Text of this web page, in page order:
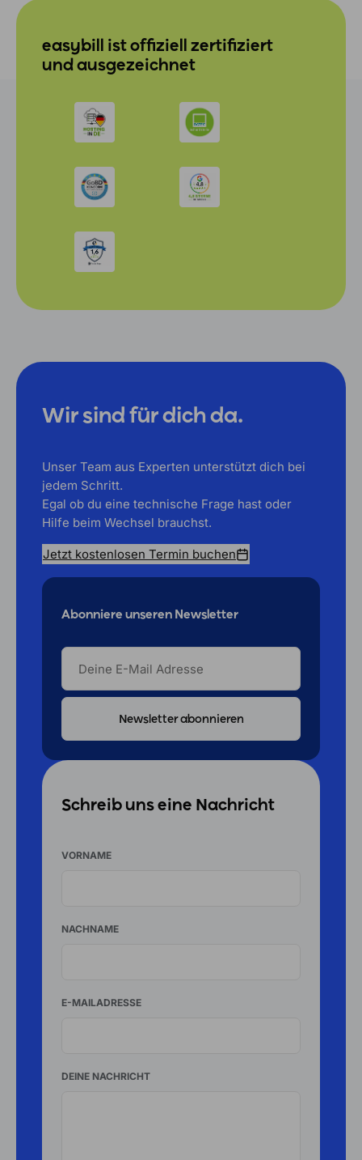
easybill ist offiziell zertifiziert
und ausgezeichnet
Wir sind für dich da.
Unser Team aus Experten unterstützt dich bei
jedem Schritt.
Egal ob du eine technische Frage hast oder
Hilfe beim Wechsel brauchst.
Jetzt kostenlosen Termin buchen
Abonniere unseren Newsletter
DEINE
MAIL
ADRESSE
Schreib uns eine Nachricht
VORNAME
NACHNAME
E-MAILADRESSE
DEINE NACHRICHT